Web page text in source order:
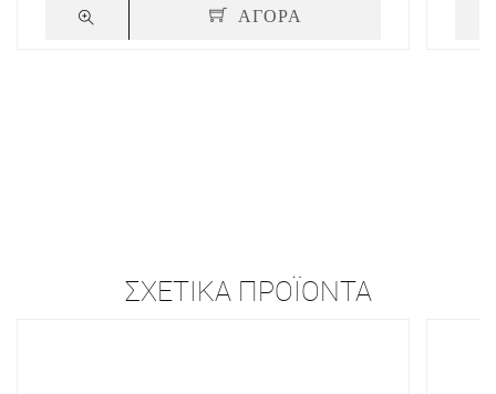
ΑΓΟΡΑ
ΣΧΕΤΙΚΆ ΠΡΟΪΌΝΤΑ